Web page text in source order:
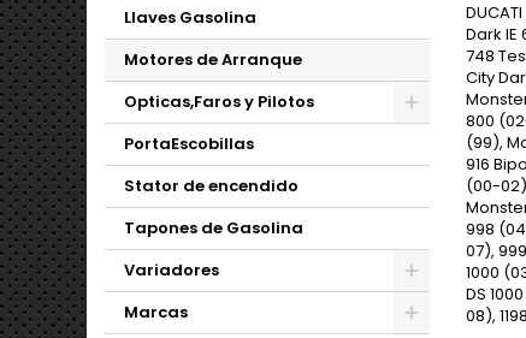
Llaves Gasolina
Motores de Arranque
Opticas,Faros y Pilotos
PortaEscobillas
Stator de encendido
Tapones de Gasolina
Variadores
Marcas
Dark
748
City
800
(99),
916
(00-
998
07),
1000
DS
08),